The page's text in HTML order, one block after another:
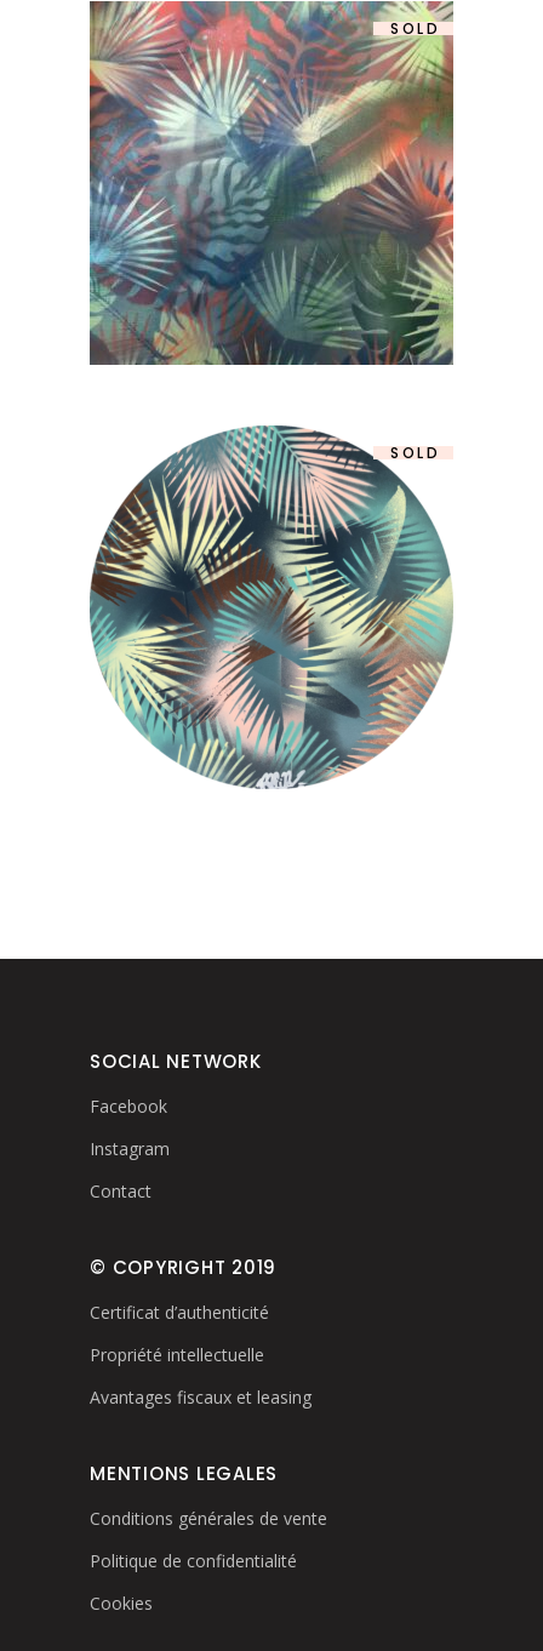
SOLD
“FRESH POINT” II R
140,00 €
SOLD
“FRESH POINT” V – PAPIER
SOCIAL NETWORK
Facebook
Instagram
Contact
© COPYRIGHT 2019
Certificat d’authenticité
Propriété intellectuelle
Avantages fiscaux et leasing
MENTIONS LEGALES
Conditions générales de vente
Politique de confidentialité
Cookies